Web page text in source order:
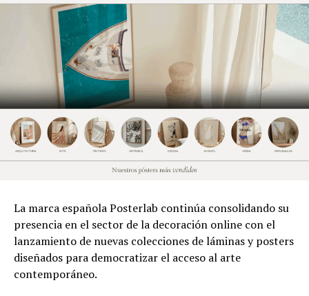
La marca española Posterlab continúa consolidando su
presencia en el sector de la decoración online con el
lanzamiento de nuevas colecciones de láminas y posters
diseñados para democratizar el acceso al arte
contemporáneo.